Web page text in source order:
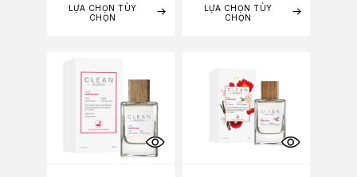
LỰA CHỌN TÙY
CHỌN
LỰA CHỌN TÙY
CHỌN